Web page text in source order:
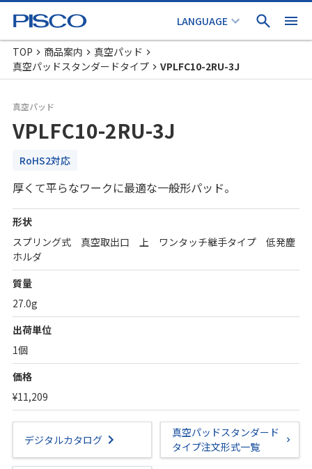
TOP 商品案内
真空パッド
真空パッドスタンダードタイプ
VPLFC10-2RU-3J
真空パッド
VPLFC10-2RU-3J
RoHS2対応
厚くて平らなワークに最適な一般形パッド。
形状
スプリング式 真空取出口 上 ワンタッチ継手タイプ 低発塵
ホルダ
質量
27.0g
出荷単位
1個
価格
¥11,209
デジタルカタログ
真空パッドスタンダード
タイプ注文形式一覧